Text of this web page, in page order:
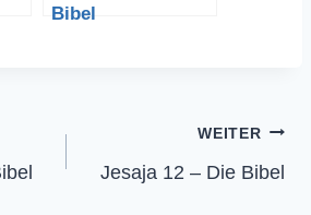
Bibel
WEITER
Jesaja 12 – Die Bibel